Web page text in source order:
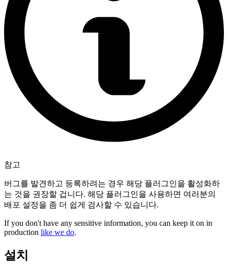
참고
버그를 발견하고 등록하려는 경우 해당 플러그인을 활성화하
는 것을 권장할 겁니다. 해당 플러그인을 사용하면 여러분의
배포 설정을 좀 더 쉽게 검사할 수 있습니다.
If you don't have any sensitive information, you can keep it on in
production like we do.
설치